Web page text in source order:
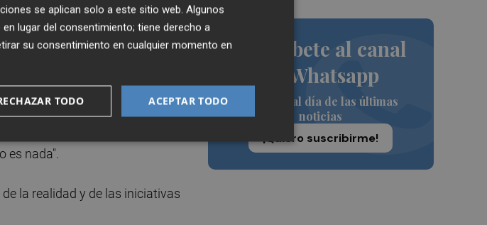
Suscríbete al canal
de Whatsapp
Siempre al día de las últimas
noticias
¡Quiero suscribirme!
tendría que estar todos los
valencianos tengan una
pasadas como
ha fracasado" y ha recordado
un acuerdo para la
es nada".
la realidad y de las iniciativas
se aplican solo a este sitio web. Algunos
lugar del consentimiento; tiene derecho a
su consentimiento en cualquier momento en
ACEPTAR TODO
TODO